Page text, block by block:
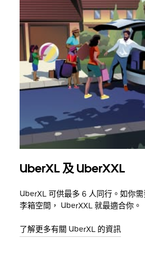
UberXL 及 UberXXL
UberXL 可供最多 6 人同行。如你
李箱空間， UberXXL 就最適合你。
了解更多有關 UberXL 的資訊